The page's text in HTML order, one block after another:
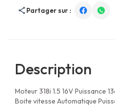
Partager sur :
Description
Moteur 318i 1.5 16V Puissance
Boite vitesse Automatique